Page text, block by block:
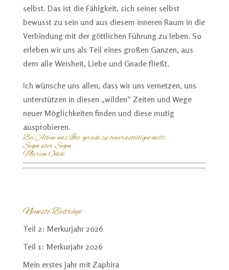
selbst. Das ist die Fähigkeit, sich seiner selbst
bewusst zu sein und aus diesem inneren Raum in die
Verbindung mit der göttlichen Führung zu leben. So
erleben wir uns als Teil eines großen Ganzen, aus
dem alle Weisheit, Liebe und Gnade fließt.
Ich wünsche uns allen, dass wir uns vernetzen, uns
unterstützen in diesen „wilden“ Zeiten und Wege
neuer Möglichkeiten finden und diese mutig
ausprobieren.
Bei Allem was Ihr gerade zu bewerkstelligen habt:
Segen über Segen
Marion Odile
Neueste Beiträge
Teil 2: Merkurjahr 2026
Teil 1: Merkurjahr 2026
Mein erstes Jahr mit Zaphira